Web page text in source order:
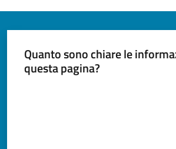
Quanto sono chiare le
questa pagina?